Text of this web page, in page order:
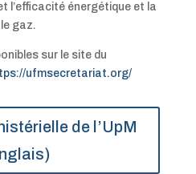
l’efficacité énergétique et la
gaz.
sur le site du
ufmsecretariat.org/
de l’UpM